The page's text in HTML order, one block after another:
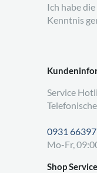
Service
0931
Mo-Fr,
Shop Service
Ich habe die
Kenntnis